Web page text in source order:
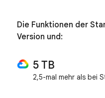
Die Funktionen der
Version und:
5 TB
2,5-mal mehr als bei